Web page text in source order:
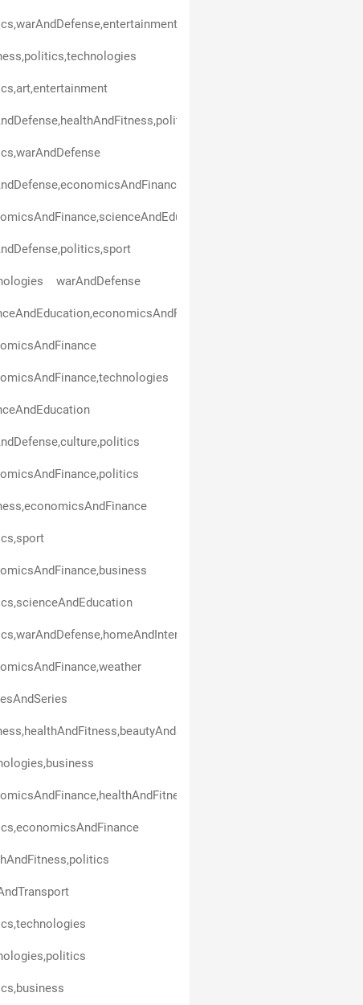
warAndDefense